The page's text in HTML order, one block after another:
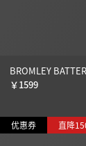
BROMLEY
￥1599
优惠券 直降